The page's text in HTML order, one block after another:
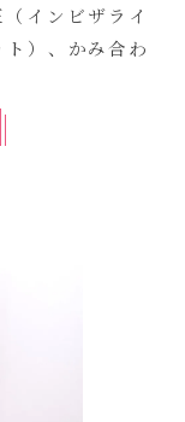
インビザライ
）、かみ合わ